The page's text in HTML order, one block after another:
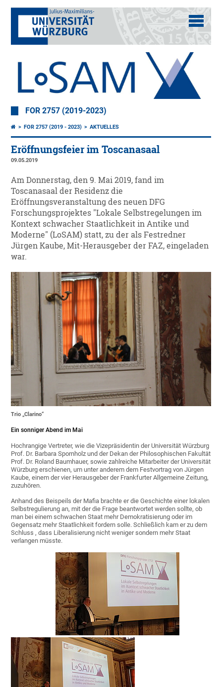
FOR 2757 (2019-2023)
FOR 2757 (2019 - 2023) AKTUELLES
Eröffnungsfeier im Toscanasaal
09.05.2019
Am Donnerstag, den 9. Mai 2019, fand im
Toscanasaal der Residenz die
Eröffnungsveranstaltung des neuen DFG
Forschungsprojektes "Lokale Selbstregelungen im
Kontext schwacher Staatlichkeit in Antike und
Moderne" (LoSAM) statt, zu der als Festredner
Jürgen Kaube, Mit-Herausgeber der FAZ, eingeladen
war.
Trio „Clarino“
Ein sonniger Abend im Mai
Hochrangige Vertreter, wie die Vizepräsidentin der Universität Würzburg
Prof. Dr. Barbara Spornholz und der Dekan der Philosophischen Fakultät
Prof. Dr. Roland Baumhauer, sowie zahlreiche Mitarbeiter der Universität
Würzburg erschienen, um unter anderem dem Festvortrag von Jürgen
Kaube, einem der vier Herausgeber der Frankfurter Allgemeine Zeitung,
zuzuhören.
Anhand des Beispeils der Mafia brachte er die Geschichte einer lokalen
Selbstregulierung an, mit der die Frage beantwortet werden sollte, ob
man bei einem schwachen Staat mehr Demokratisierung oder im
Gegensatz mehr Staatlichkeit fordern solle. Schließlich kam er zu dem
Schluss , dass Liberalisierung nicht weniger sondern mehr Staat
verlangen müsste.